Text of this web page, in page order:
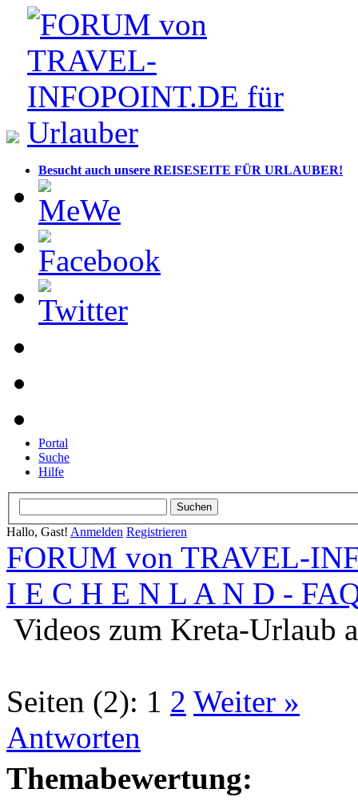
Besucht auch unsere REISESEITE FÜR URLAUBER!
Portal
Suche
Hilfe
Hallo, Gast! Anmelden Registrieren
FORUM von TRAVEL-
I E C H E N L A N D -
Videos zum Kreta-Urlaub
Seiten (2): 1 2 Weiter »
Antworten
Themabewertung: